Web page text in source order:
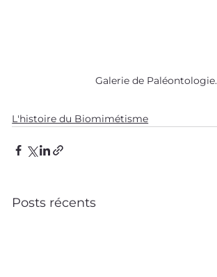
Galerie de Paléontologie.
L'histoire du Biomimétisme
Posts récents